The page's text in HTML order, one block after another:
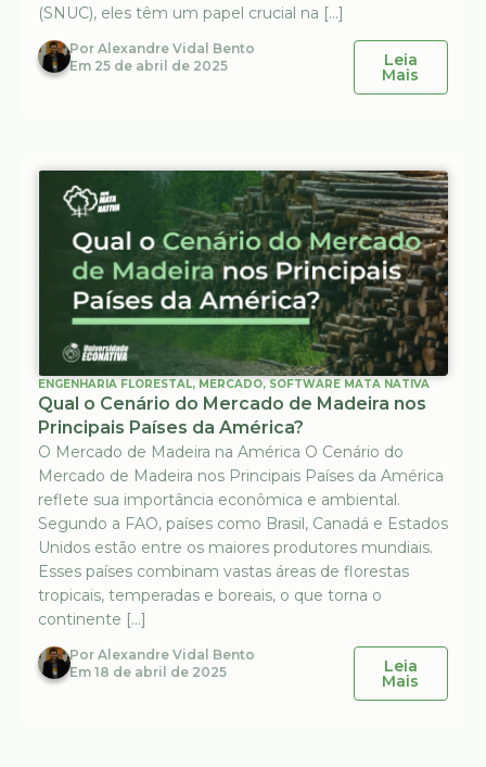
(SNUC), eles têm um papel crucial na […]
Por Alexandre Vidal Bento
Em 25 de abril de 2025 Leia
Mais
ENGENHARIA FLORESTAL, MERCADO, SOFTWARE MATA NATIVA
Qual o Cenário do Mercado de Madeira nos
Principais Países da América?
O Mercado de Madeira na América O Cenário do
Mercado de Madeira nos Principais Países da América
reflete sua importância econômica e ambiental.
Segundo a FAO, países como Brasil, Canadá e Estados
Unidos estão entre os maiores produtores mundiais.
Esses países combinam vastas áreas de florestas
tropicais, temperadas e boreais, o que torna o
continente […]
Por Alexandre Vidal Bento
Em 18 de abril de 2025 Leia
Mais